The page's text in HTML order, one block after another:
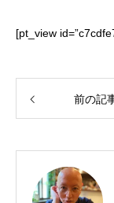
[pt_view
前の記